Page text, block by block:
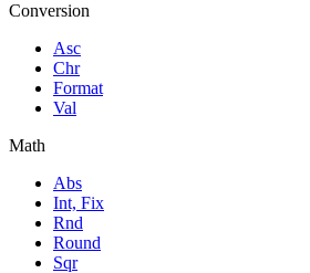
Conversion
Asc
Chr
Format
Val
Math
Abs
Int, Fix
Rnd
Round
Sqr